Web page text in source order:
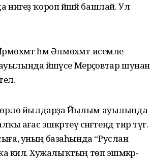
ҡороп йәшәй башлай. Ул
һәм Әлмөхәмәт исемле
йәшәүсе Мерәҫовтар шунан
йылдарҙа Йылым ауылында
эшкәртеү сәнәғәтендә тир түгә.
уның базаһында “Руслан
килә. Хужалыҡтың төп эшмәкәр­